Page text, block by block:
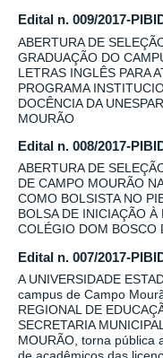
Edital n. 009/2017-
ABERTURA DE
GRADUAÇÃO DO
LETRAS INGLÊS PARA
PROGRAMA
DOCÊNCIA DA
MOURÃO
Edital n. 008/2017-
ABERTURA DE
DE CAMPO MOURÃO
COMO BOLSISTA NO
BOLSA DE INICIAÇÃO À
COLÉGIO DOM BOSCO
Edital n. 007/2017-
A UNIVERSIDADE
campus de Campo
REGIONAL DE
SECRETARIA
MOURÃO, torna pública